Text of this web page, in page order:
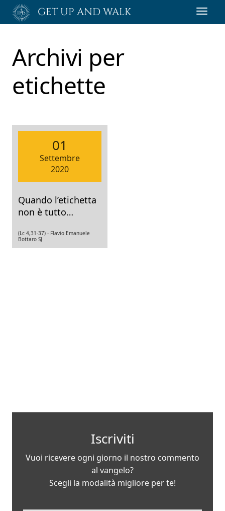
Passa
GET UP AND WALK
Archivi per
etichette
01
Settembre
2020
Quando l’etichetta
non è tutto…
(Lc 4,31-37) - Flavio Emanuele
Bottaro SJ
Iscriviti
Vuoi ricevere ogni giorno il nostro commento
al vangelo?
Scegli la modalità migliore per te!